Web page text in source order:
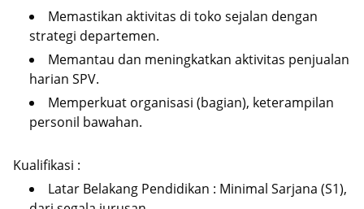
Memastikan aktivitas di toko sejalan dengan
strategi departemen.
Memantau dan meningkatkan aktivitas penjualan
harian SPV.
Memperkuat organisasi (bagian), keterampilan
personil bawahan.
Kualifikasi :
Latar Belakang Pendidikan : Minimal Sarjana (S1),